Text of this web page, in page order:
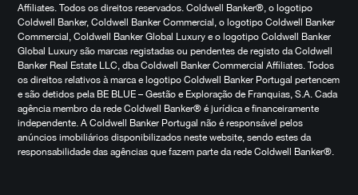
Affiliates. Todos os direitos reservados. Coldwell Banker®, o logotipo
Coldwell Banker, Coldwell Banker Commercial, o logotipo Coldwell Banker
Commercial, Coldwell Banker Global Luxury e o logotipo Coldwell Banker
Global Luxury são marcas registadas ou pendentes de registo da Coldwell
Banker Real Estate LLC, dba Coldwell Banker Commercial Affiliates. Todos
os direitos relativos à marca e logotipo Coldwell Banker Portugal pertencem
e são detidos pela BE BLUE – Gestão e Exploração de Franquias, S.A. Cada
agência membro da rede Coldwell Banker® é jurídica e financeiramente
independente. A Coldwell Banker Portugal não é responsável pelos
anúncios imobiliários disponibilizados neste website, sendo estes da
responsabilidade das agências que fazem parte da rede Coldwell Banker®.